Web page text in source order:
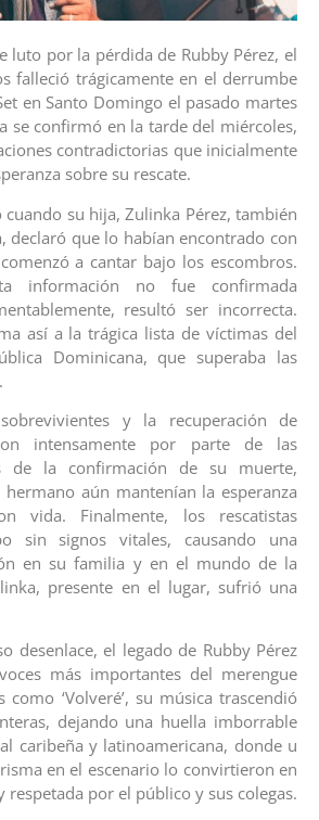
luto por la pérdida de Rubby Pérez, el
falleció trágicamente en el derrumbe
en Santo Domingo el pasado martes
se confirmó en la tarde del miércoles,
contradictorias que inicialmente
sobre su rescate.
su hija, Zulinka Pérez, también
declaró que lo habían encontrado con
a cantar bajo los escombros.
información no fue confirmada
resultó ser incorrecta.
así a la trágica lista de víctimas del
Dominicana, que superaba las
y la recuperación de
intensamente por parte de las
de la confirmación de su muerte,
aún mantenían la esperanza
vida. Finalmente, los rescatistas
sin signos vitales, causando una
en su familia y en el mundo de la
presente en el lugar, sufrió una
desenlace, el legado de Rubby Pérez
más importantes del merengue
como ‘Volveré’, su música trascendió
dejando una huella imborrable
caribeña y latinoamericana, donde u
en el escenario lo convirtieron en
respetada por el público y sus colegas.